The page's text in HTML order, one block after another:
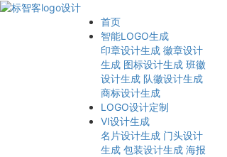
首页
智能LOGO生成
印章设计生成 徽章设计
生成 图标设计生成 班徽
设计生成 队徽设计生成
商标设计生成
LOGO设计定制
VI设计生成
名片设计生成 门头设计
生成 包装设计生成 海报